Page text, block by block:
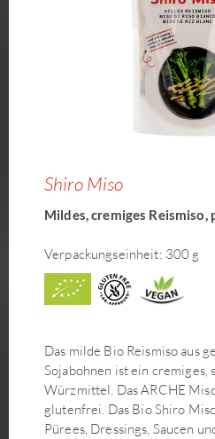
Shiro Miso
Mildes, cremiges Reismiso,
Verpackungseinheit: 300 g
Das milde Bio Reismiso aus
Sojabohnen ist ein cremiges,
Würzmittel. Das ARCHE
glutenfrei. Das Bio Shiro
Pürees, Dressings, Saucen